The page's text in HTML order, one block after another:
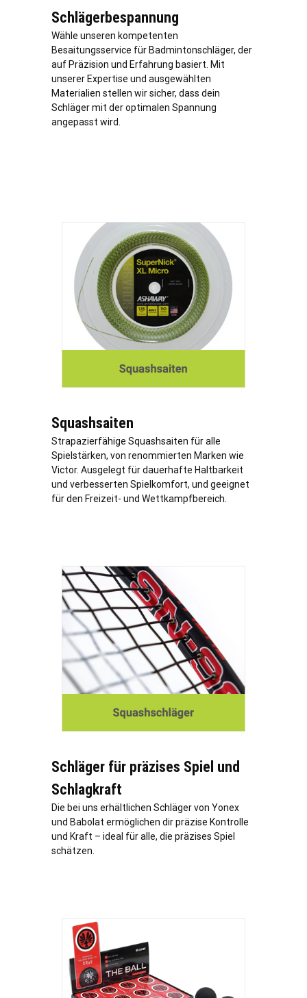
Schlägerbespannung
Wähle unseren kompetenten
Besaitungsservice für Badmintonschläger, der
auf Präzision und Erfahrung basiert. Mit
unserer Expertise und ausgewählten
Materialien stellen wir sicher, dass dein
Schläger mit der optimalen Spannung
angepasst wird.
Squashsaiten
Strapazierfähige Squashsaiten für alle
Spielstärken, von renommierten Marken wie
Victor. Ausgelegt für dauerhafte Haltbarkeit
und verbesserten Spielkomfort, und geeignet
für den Freizeit- und Wettkampfbereich.
Schläger für präzises Spiel und
Schlagkraft
Die bei uns erhältlichen Schläger von Yonex
und Babolat ermöglichen dir präzise Kontrolle
und Kraft – ideal für alle, die präzises Spiel
schätzen.